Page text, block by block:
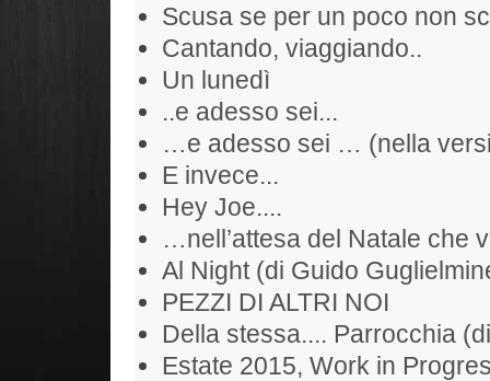
Scusa se per un poco non
Cantando, viaggiando..
Un lunedì
..e adesso sei...
…e adesso sei … (nella
E invece...
Hey Joe....
…nell’attesa del Natale che
Al Night (di Guido
PEZZI DI ALTRI NOI
Della stessa.... Parrocchia
Estate 2015, Work in